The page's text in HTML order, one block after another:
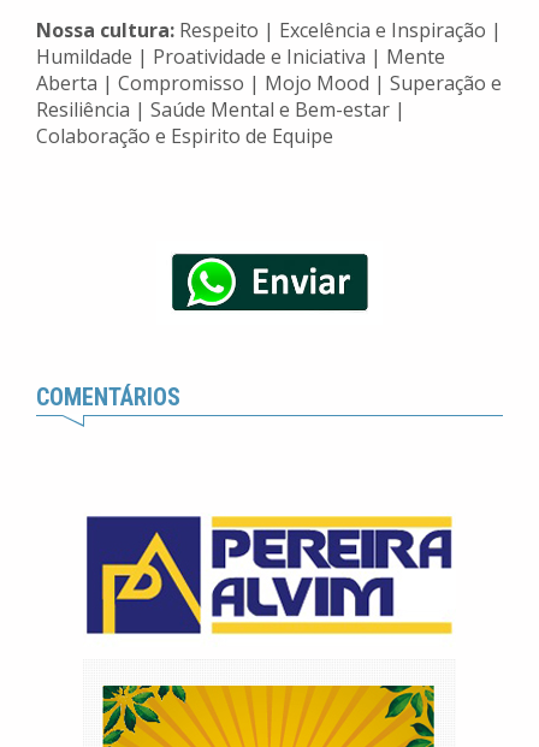
Nossa cultura: Respeito | Excelência e Inspiração |
Humildade | Proatividade e Iniciativa | Mente
Aberta | Compromisso | Mojo Mood | Superação e
Resiliência | Saúde Mental e Bem-estar |
Colaboração e Espirito de Equipe
COMENTÁRIOS